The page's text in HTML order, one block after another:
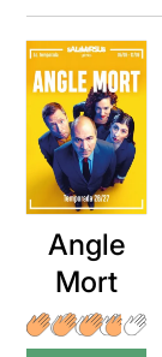
Angle
Mort